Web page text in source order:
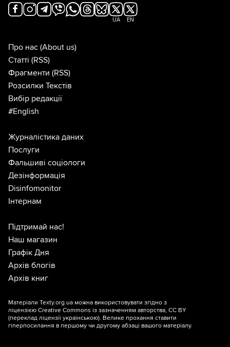
UA EN
Про нас (About us)
Статті (RSS)
Фрагменти (RSS)
Розсилки Текстів
Вибір редакції
#English
Журналістика даних
Послуги
Фальшиві соціологи
Дезінформація
Disinfomonitor
Інтернам
Підтримай нас!
Наш магазин
Графік Дня
Архів блогів
Архів книг
Матеріали Texty.org.ua можна використовувати згідно з
ліцензією Creative Commons із зазначенням авторства, CC BY
(переклад ліцензії українською). Велике прохання ставити
гіперпосилання в першому чи другому абзаці вашого матеріалу.